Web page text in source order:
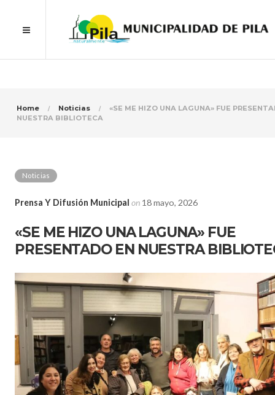
Home Noticias
«SE ME HIZO UNA LAGUNA» FUE
NUESTRA BIBLIOTECA
Noticias
Prensa Y Difusión Municipal on 18 mayo, 2026
«SE ME HIZO UNA LAGUNA» FUE
PRESENTADO EN NUESTRA